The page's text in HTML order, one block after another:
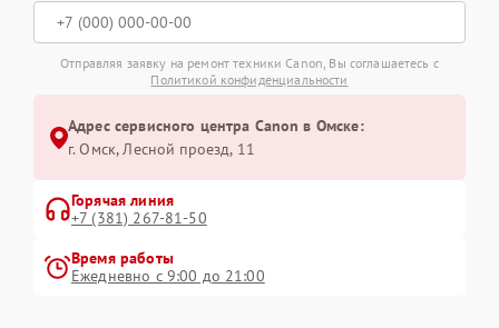
Отправляя заявку на ремонт техники Canon, Вы соглашаетесь с
Политикой конфиденциальности
Адрес сервисного центра Canon в Омске:
г. Омск, ​Лесной проезд, 11
Горячая линия
+7 (381) 267-81-50
Время работы
Ежедневно с 9:00 до 21:00